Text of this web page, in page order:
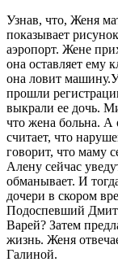
Узнав, что, Женя
показывает
аэропорт. Жене
она оставляет ему
она ловит
прошли
выкрали ее дочь.
что жена больна. А
считает, что
говорит, что маму
Алену сейчас
обманывает. И
дочери в скором
Подоспевший
Варей? Затем
жизнь. Женя
Галиной.